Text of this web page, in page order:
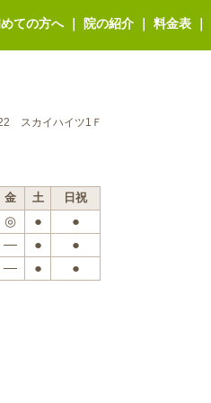
ての方へ｜ 院の紹介 料金表
スカイハイツ1Ｆ
金 土 日祝
◎ ● ●
― ● ●
― ● ●